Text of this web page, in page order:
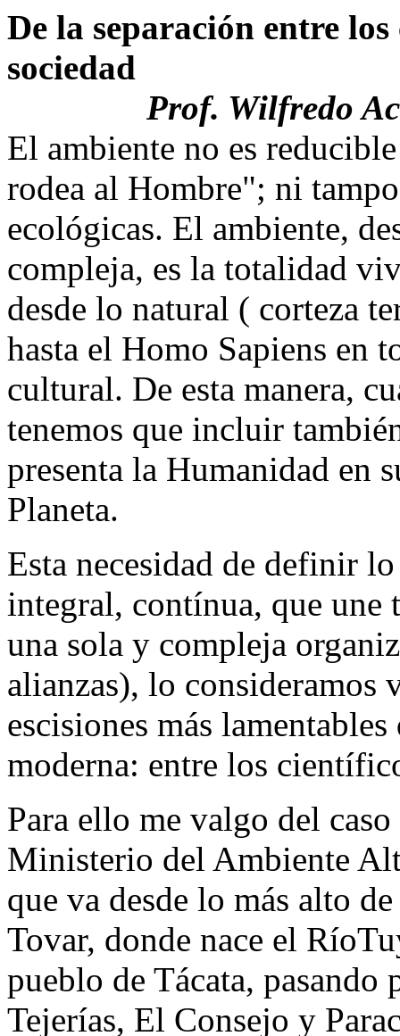
De la separación entre
sociedad
Prof. Wilfredo
El ambiente no es
rodea al Hombre"; ni
ecológicas. El ambiente,
compleja, es la totalidad
desde lo natural ( corteza
hasta el Homo Sapiens en
cultural. De esta manera,
tenemos que incluir
presenta la Humanidad en
Planeta.
Esta necesidad de definir
integral, contínua, que une
una sola y compleja
alianzas), lo consideramos
escisiones más
moderna: entre los
Para ello me valgo del
Ministerio del Ambiente
que va desde lo más alto
Tovar, donde nace el
pueblo de Tácata,
Tejerías, El Consejo y